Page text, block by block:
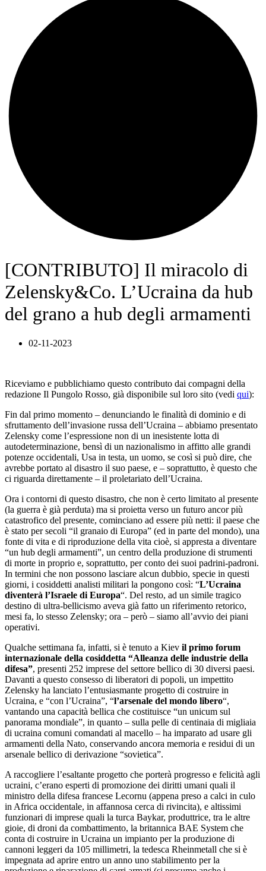
[CONTRIBUTO] Il miracolo di
Zelensky&Co. L’Ucraina da hub
del grano a hub degli armamenti
02-11-2023
Riceviamo e pubblichiamo questo contributo dai compagni della
redazione Il Pungolo Rosso, già disponibile sul loro sito (vedi qui):
Fin dal primo momento – denunciando le finalità di dominio e di
sfruttamento dell’invasione russa dell’Ucraina – abbiamo presentato
Zelensky come l’espressione non di un inesistente lotta di
autodeterminazione, bensì di un nazionalismo in affitto alle grandi
potenze occidentali, Usa in testa, un uomo, se così si può dire, che
avrebbe portato al disastro il suo paese, e – soprattutto, è questo che
ci riguarda direttamente – il proletariato dell’Ucraina.
Ora i contorni di questo disastro, che non è certo limitato al presente
(la guerra è già perduta) ma si proietta verso un futuro ancor più
catastrofico del presente, cominciano ad essere più netti: il paese che
è stato per secoli “il granaio di Europa” (ed in parte del mondo), una
fonte di vita e di riproduzione della vita cioè, si appresta a diventare
“un hub degli armamenti”, un centro della produzione di strumenti
di morte in proprio e, soprattutto, per conto dei suoi padrini-padroni.
In termini che non possono lasciare alcun dubbio, specie in questi
giorni, i cosiddetti analisti militari la pongono così: “L’Ucraina
diventerà l’Israele di Europa“. Del resto, ad un simile tragico
destino di ultra-bellicismo aveva già fatto un riferimento retorico,
mesi fa, lo stesso Zelensky; ora – però – siamo all’avvio dei piani
operativi.
Qualche settimana fa, infatti, si è tenuto a Kiev il primo forum
internazionale della cosiddetta “Alleanza delle industrie della
difesa”, presenti 252 imprese del settore bellico di 30 diversi paesi.
Davanti a questo consesso di liberatori di popoli, un impettito
Zelensky ha lanciato l’entusiasmante progetto di costruire in
Ucraina, e “con l’Ucraina”, “l’arsenale del mondo libero“,
vantando una capacità bellica che costituisce “un unicum sul
panorama mondiale”, in quanto – sulla pelle di centinaia di migliaia
di ucraina comuni comandati al macello – ha imparato ad usare gli
armamenti della Nato, conservando ancora memoria e residui di un
arsenale bellico di derivazione “sovietica”.
A raccogliere l’esaltante progetto che porterà progresso e felicità agli
ucraini, c’erano esperti di promozione dei diritti umani quali il
ministro della difesa francese Lecornu (appena preso a calci in culo
in Africa occidentale, in affannosa cerca di rivincita), e altissimi
funzionari di imprese quali la turca Baykar, produttrice, tra le altre
gioie, di droni da combattimento, la britannica BAE System che
conta di costruire in Ucraina un impianto per la produzione di
cannoni leggeri da 105 millimetri, la tedesca Rheinmetall che si è
impegnata ad aprire entro un anno uno stabilimento per la